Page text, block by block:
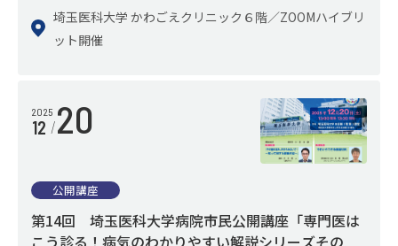
埼玉医科大学 かわごえクリニック６階／ZOOMハイブリ
ット開催
2025
12 20
公開講座
第14回 埼玉医科大学病院市民公開講座「専門医は
こう診る！病気のわかりやすい解説シリーズその